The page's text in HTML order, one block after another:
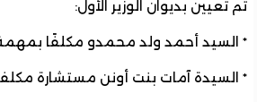
تم تعيين بديوان الوزير الأول:
* السيد أحمد ولد محمدو مكلفًا
* السيدة آمات بنت أونن مستشارة